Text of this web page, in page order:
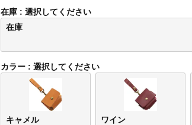
在庫
選択してください
在庫
カラー 選択してください
キャメル ワイン